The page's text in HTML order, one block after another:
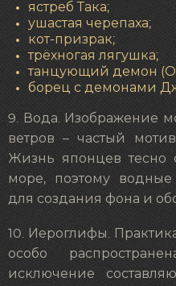
ястреб Така;
ушастая черепаха;
кот-призрак;
трёхногая лягушка;
танцующий демон
борец с демонами
9. Вода. Изображение
ветров – частый
Жизнь японцев тесно
море, поэтому водные
для создания фона и
10. Иероглифы.
особо
исключение